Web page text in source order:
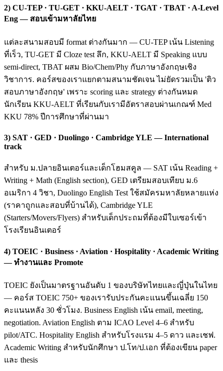
2) CU-TEP · TU-GET · KKU-AELT · TGAT · TBAT · A-Level
Eng — สอบเข้ามหาลัยไทย
แต่ละสนามสอบมี format ต่างกันมาก — CU-TEP เน้น Listening
ที่เร็ว, TU-GET มี Cloze test ลึก, KKU-AELT มี Speaking แบบ
semi-direct, TBAT ผสม Bio/Chem/Phy กับภาษาอังกฤษเชิง
วิชาการ. คอร์สของเราแยกตามสนามชัดเจน ไม่ยัดรวมเป็น 'ติว
สอบภาษาอังกฤษ' เพราะ scoring และ strategy ต่างกันหมด
นักเรียน KKU-AELT ที่เรียนกับเรามีอัตราสอบผ่านเกณฑ์ Med
KKU 78% ปีการศึกษาที่ผ่านมา
3) SAT · GED · Duolingo · Cambridge YLE — International
track
สำหรับ ม.ปลายอินเตอร์และเด็กโฮมสคูล — SAT เน้น Reading +
Writing + Math (English section), GED เตรียมสอบเทียบ ม.6
อเมริกา 4 วิชา, Duolingo English Test ใช้สมัครมหาลัยหลายแห่ง
(ราคาถูกและสอบที่บ้านได้), Cambridge YLE
(Starters/Movers/Flyers) สำหรับเด็กประถมที่ต้องมีใบเซอร์เข้า
โรงเรียนอินเตอร์
4) TOEIC · Business · Aviation · Hospitality · Academic Writing
— ทำงานและ Promote
TOEIC ยังเป็นมาตรฐานอันดับ 1 ของบริษัทไทยและญี่ปุ่นในไทย
— คอร์ส TOEIC 750+ ของเรารับประกันคะแนนขึ้นเฉลี่ย 150
คะแนนหลัง 30 ชั่วโมง. Business English เน้น email, meeting,
negotiation. Aviation English ตาม ICAO Level 4–6 สำหรับ
pilot/ATC. Hospitality English สำหรับโรงแรม 4–5 ดาว และเชฟ.
Academic Writing สำหรับนักศึกษา ป.โท/ป.เอก ที่ต้องเขียน paper
และ thesis